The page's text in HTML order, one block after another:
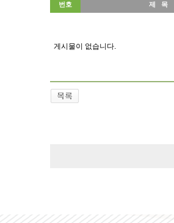
번호 제 목
게시물이 없습니다.